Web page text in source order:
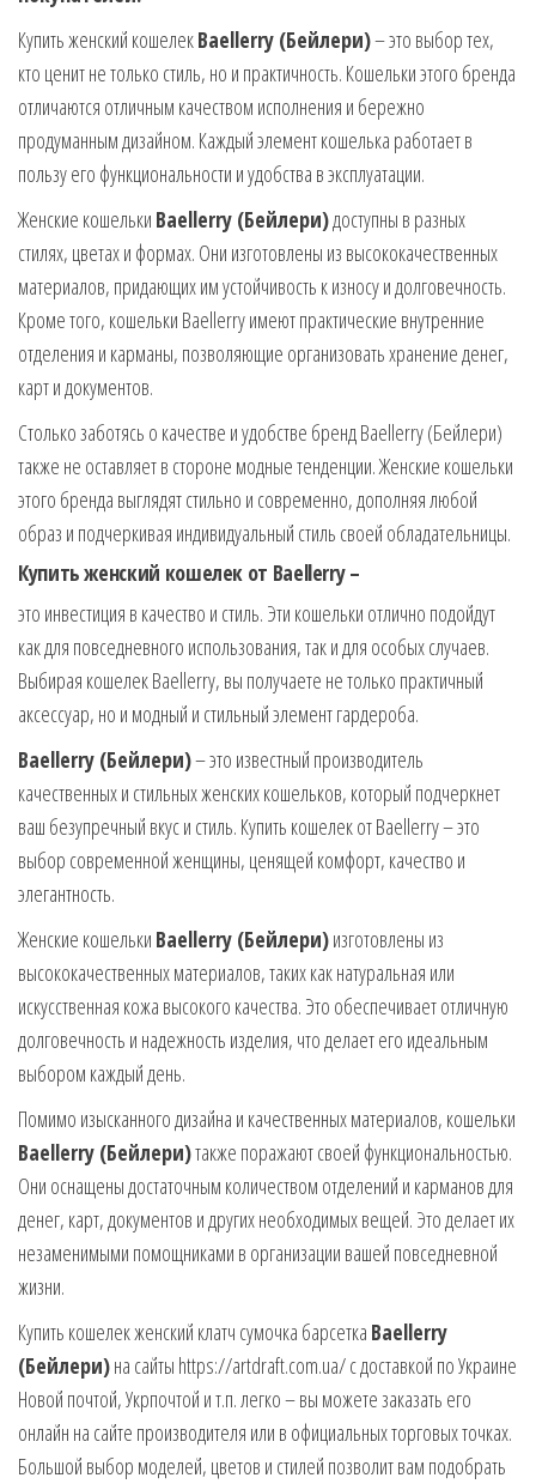
Купить женский кошелекBaellerry (Бейлери)– это выбор тех,
кто ценит не только стиль, но и практичность. Кошельки этого бренда
отличаются отличным качеством исполнения и бережно
продуманным дизайном. Каждый элемент кошелька работает в
пользу его функциональности и удобства в эксплуатации.
Женские кошельки Baellerry (Бейлери)доступны в разных
стилях, цветах и формах. Они изготовлены из высококачественных
материалов, придающих им устойчивость к износу и долговечность.
Кроме того, кошельки Baellerry имеют практические внутренние
отделения и карманы, позволяющие организовать хранение денег,
карт и документов.
Столько заботясь о качестве и удобстве бренд Baellerry (Бейлери)
также не оставляет в стороне модные тенденции. Женские кошельки
этого бренда выглядят стильно и современно, дополняя любой
образ и подчеркивая индивидуальный стиль своей обладательницы.
Купить женский кошелек от Baellerry –
это инвестиция в качество и стиль. Эти кошельки отлично подойдут
как для повседневного использования, так и для особых случаев.
Выбирая кошелек Baellerry, вы получаете не только практичный
аксессуар, но и модный и стильный элемент гардероба.
Baellerry (Бейлери)– это известный производитель
качественных и стильных женских кошельков, который подчеркнет
ваш безупречный вкус и стиль. Купить кошелек от Baellerry – это
выбор современной женщины, ценящей комфорт, качество и
элегантность.
Женские кошельки Baellerry (Бейлери)изготовлены из
высококачественных материалов, таких как натуральная или
искусственная кожа высокого качества. Это обеспечивает отличную
долговечность и надежность изделия, что делает его идеальным
выбором каждый день.
Помимо изысканного дизайна и качественных материалов, кошельки
Baellerry (Бейлери)также поражают своей функциональностью.
Они оснащены достаточным количеством отделений и карманов для
денег, карт, документов и других необходимых вещей. Это делает их
незаменимыми помощниками в организации вашей повседневной
жизни.
Купить кошелек женский клатч сумочка барсетка Baellerry
(Бейлери)на сайты https://artdraft.com.ua/ с доставкой по Украине
Новой почтой, Укрпочтой и т.п. легко – вы можете заказать его
онлайн на сайте производителя или в официальных торговых точках.
Большой выбор моделей, цветов и стилей позволит вам подобрать